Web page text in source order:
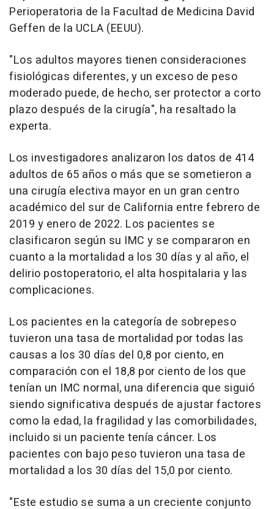
Perioperatoria de la Facultad de Medicina David
Geffen de la UCLA (EEUU).
"Los adultos mayores tienen consideraciones
fisiológicas diferentes, y un exceso de peso
moderado puede, de hecho, ser protector a corto
plazo después de la cirugía", ha resaltado la
experta.
Los investigadores analizaron los datos de 414
adultos de 65 años o más que se sometieron a
una cirugía electiva mayor en un gran centro
académico del sur de California entre febrero de
2019 y enero de 2022. Los pacientes se
clasificaron según su IMC y se compararon en
cuanto a la mortalidad a los 30 días y al año, el
delirio postoperatorio, el alta hospitalaria y las
complicaciones.
Los pacientes en la categoría de sobrepeso
tuvieron una tasa de mortalidad por todas las
causas a los 30 días del 0,8 por ciento, en
comparación con el 18,8 por ciento de los que
tenían un IMC normal, una diferencia que siguió
siendo significativa después de ajustar factores
como la edad, la fragilidad y las comorbilidades,
incluido si un paciente tenía cáncer. Los
pacientes con bajo peso tuvieron una tasa de
mortalidad a los 30 días del 15,0 por ciento.
"Este estudio se suma a un creciente conjunto